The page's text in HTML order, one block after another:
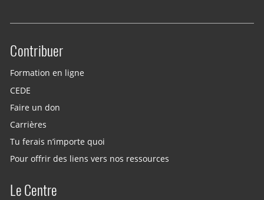
Site menu
Contribuer
Formation en ligne
CEDE
Faire un don
Carrières
Tu ferais n’importe quoi
Pour offrir des liens vers nos ressources
Le Centre